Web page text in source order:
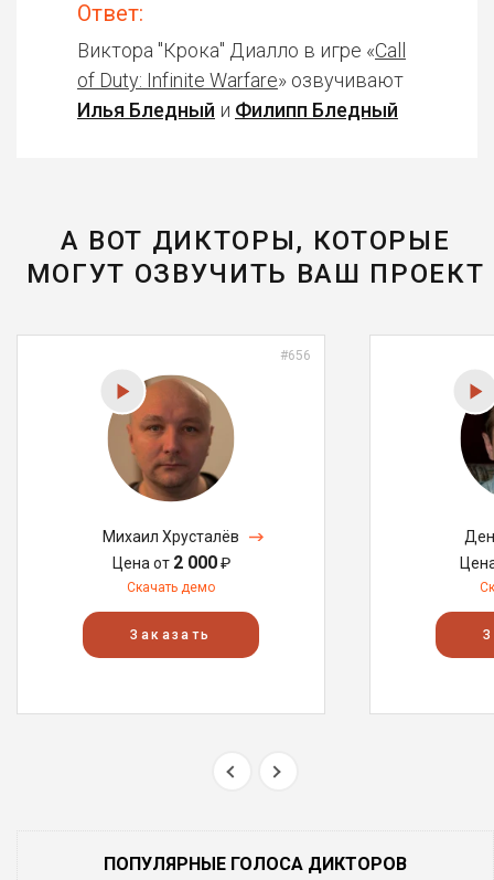
Ответ:
Виктора "Крока" Диалло в игре «Call
of Duty: Infinite Warfare» озвучивают
Илья Бледный и Филипп Бледный
А ВОТ ДИКТОРЫ, КОТОРЫЕ
МОГУТ ОЗВУЧИТЬ ВАШ ПРОЕКТ
#656
Михаил Хрусталёв
Цена от 2 000₽
Скачать демо
Заказать
ПОПУЛЯРНЫЕ ГОЛОСА ДИКТОРОВ